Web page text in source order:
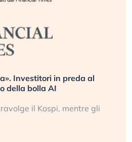
Investitori in preda al
della bolla AI
il Kospi, mentre gli